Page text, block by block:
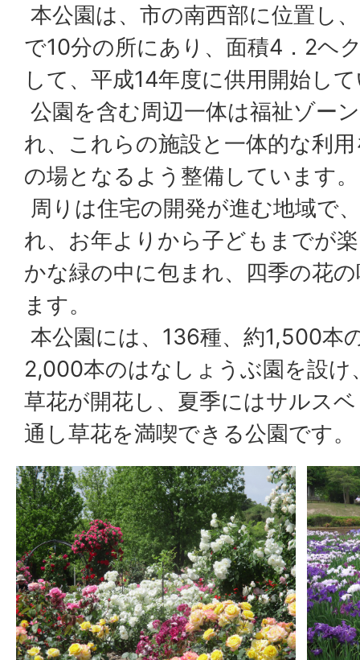
本公園は、市の南西部に位置し
で10分の所にあり、面積4．2ヘ
して、平成14年度に供用開始し
公園を含む周辺一体は福祉ゾー
れ、これらの施設と一体的な利
の場となるよう整備しています。
周りは住宅の開発が進む地域で
れ、お年よりから子どもまでが
かな緑の中に包まれ、四季の花
ます。
本公園には、136種、約1,500本
2,000本のはなしょうぶ園を設け
草花が開花し、夏季にはサルス
通し草花を満喫できる公園です。